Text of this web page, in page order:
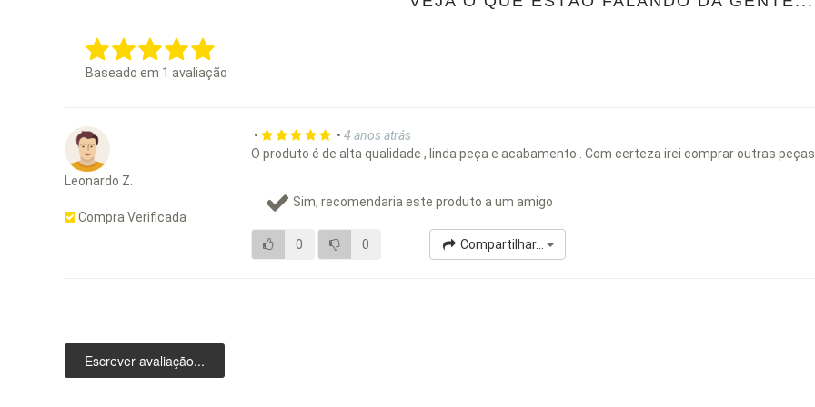
Baseado em 1 avaliação
Leonardo Z.
Compra Verificada
• •4 anos atrás
O produto é de alta qualidade , linda peça e acabamento . Com certeza irei comprar outras peças
Sim, recomendaria este produto a um amigo
0 0 Compartilhar...
Escrever avaliação...